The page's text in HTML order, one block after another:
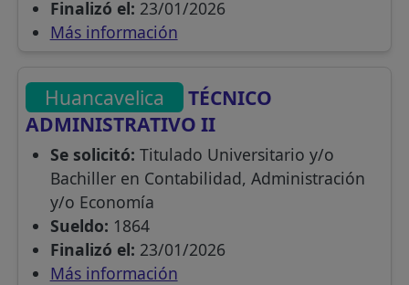
Finalizó el: 23/01/2026
Más información
Huancavelica
TÉCNICO
ADMINISTRATIVO II
Se solicitó: Titulado Universitario y/o
Bachiller en Contabilidad, Administración
y/o Economía
Sueldo: 1864
Finalizó el: 23/01/2026
Más información